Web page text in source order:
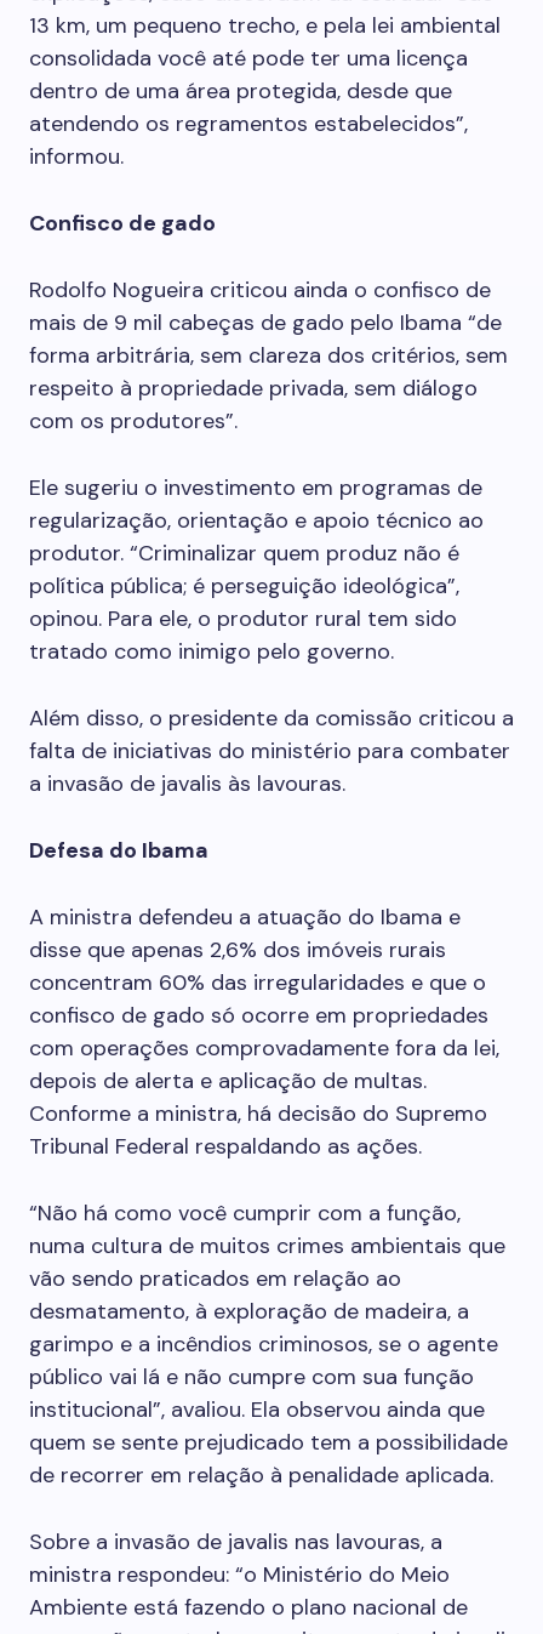
13 km, um pequeno trecho, e pela lei ambiental
consolidada você até pode ter uma licença
dentro de uma área protegida, desde que
atendendo os regramentos estabelecidos”,
informou.
Confisco de gado
Rodolfo Nogueira criticou ainda o confisco de
mais de 9 mil cabeças de gado pelo Ibama “de
forma arbitrária, sem clareza dos critérios, sem
respeito à propriedade privada, sem diálogo
com os produtores”.
Ele sugeriu o investimento em programas de
regularização, orientação e apoio técnico ao
produtor. “Criminalizar quem produz não é
política pública; é perseguição ideológica”,
opinou. Para ele, o produtor rural tem sido
tratado como inimigo pelo governo.
Além disso, o presidente da comissão criticou a
falta de iniciativas do ministério para combater
a invasão de javalis às lavouras.
Defesa do Ibama
A ministra defendeu a atuação do Ibama e
disse que apenas 2,6% dos imóveis rurais
concentram 60% das irregularidades e que o
confisco de gado só ocorre em propriedades
com operações comprovadamente fora da lei,
depois de alerta e aplicação de multas.
Conforme a ministra, há decisão do Supremo
Tribunal Federal respaldando as ações.
“Não há como você cumprir com a função,
numa cultura de muitos crimes ambientais que
vão sendo praticados em relação ao
desmatamento, à exploração de madeira, a
garimpo e a incêndios criminosos, se o agente
público vai lá e não cumpre com sua função
institucional”, avaliou. Ela observou ainda que
quem se sente prejudicado tem a possibilidade
de recorrer em relação à penalidade aplicada.
Sobre a invasão de javalis nas lavouras, a
ministra respondeu: “o Ministério do Meio
Ambiente está fazendo o plano nacional de